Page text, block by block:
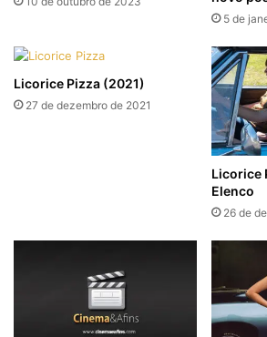
5 de
Licorice Pizza (2021)
27 de dezembro de 2021
Licorice
Elenco
26 de